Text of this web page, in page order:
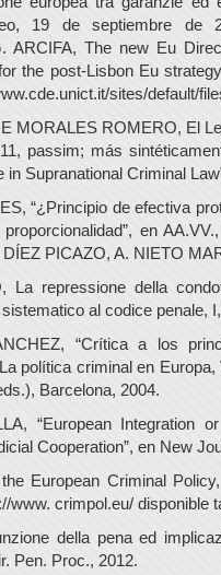
19 de septiembre de
ARCIFA, The new Eu
the post-Lisbon Eu
sites/default/
MORALES ROMERO, El
passim; más
in Supranational Criminal
“¿Principio de efectiva
en
PICAZO, A. NIETO
La repressione della
al codice penale,
“Crítica a los
La política criminal en
Barcelona, 2004.
“European Integration
Cooperation”, en New
European Criminal
www. crimpol.eu/ disponible
della pena ed
Pen. Proc., 2012.